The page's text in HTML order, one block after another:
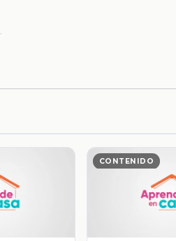
CONTENIDO